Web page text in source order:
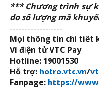
*** Chương trình sự
do số lượng mã
------------------
Mọi thông tin chi tiết
Ví điện tử VTC Pay
Hotline: 19001530
Hỗ trợ: hotro.vtc.vn/
Fanpage: https://